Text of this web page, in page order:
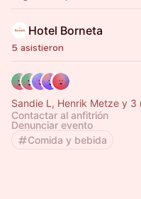
Hotel Borneta
5 asistieron
Sandie L, Henrik Metze y 3
Contactar al anfitrión
Denunciar evento
Comida y bebida